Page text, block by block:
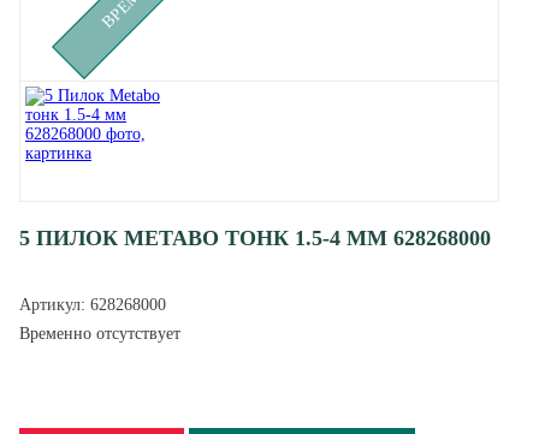
5 ПИЛОК METABO ТОНК 1.5-4 ММ 628268000
Артикул: 628268000
Временно отсутствует